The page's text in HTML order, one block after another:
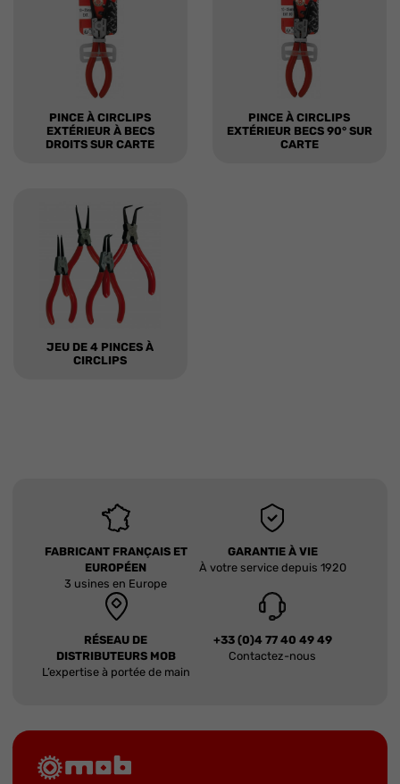
PINCE À CIRCLIPS
EXTÉRIEUR À BECS
DROITS SUR CARTE
PINCE À CIRCLIPS
EXTÉRIEUR BECS 90° SUR
CARTE
JEU DE 4 PINCES À
CIRCLIPS
FABRICANT FRANÇAIS ET
EUROPÉEN
3 usines en Europe
GARANTIE À VIE
À votre service depuis 1920
RÉSEAU DE
DISTRIBUTEURS MOB
L’expertise à portée de main
+33 (0)4 77 40 49 49
Contactez-nous